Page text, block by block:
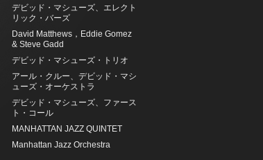
デビッド・マシューズ、エレクト
リック・バーズ
David Matthews，Eddie Gomez
& Steve Gadd
デビッド・マシューズ・トリオ
アール・クルー、デビッド・マシ
ューズ・オーケストラ
デビッド・マシューズ、ファース
ト・コール
MANHATTAN JAZZ QUINTET
Manhattan Jazz Orchestra